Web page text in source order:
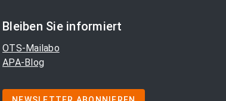
Bleiben Sie informiert
OTS-Mailabo
APA-Blog